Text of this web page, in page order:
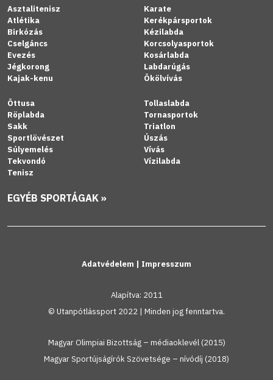
Asztalitenisz
Atlétika
Birkózás
Cselgáncs
Evezés
Jégkorong
Kajak-kenu
Karate
Kerékpársportok
Kézilabda
Korcsolyasportok
Kosárlabda
Labdarúgás
Ökölvívás
Öttusa
Röplabda
Sakk
Sportlövészet
Súlyemelés
Tekvondó
Tenisz
Tollaslabda
Tornasportok
Triatlon
Úszás
Vívás
Vízilabda
EGYÉB SPORTÁGAK »
Adatvédelem | Impresszum
Alapítva: 2011
© Utanpótlássport 2022 | Minden jog fenntartva.
Magyar Olimpiai Bizottság – médiaoklevél (2015)
Magyar Sportújságírók Szövetsége – nívódíj (2018)